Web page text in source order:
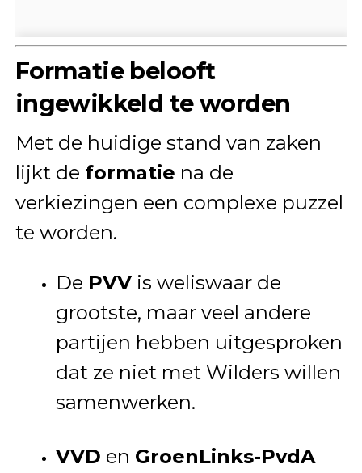
Formatie belooft
ingewikkeld te worden
Met de huidige stand van zaken
lijkt de formatie na de
verkiezingen een complexe puzzel
te worden.
De PVVis weliswaar de
grootste, maar veel andere
partijen hebben uitgesproken
dat ze niet met Wilders willen
samenwerken.
VVD en GroenLinks-PvdA